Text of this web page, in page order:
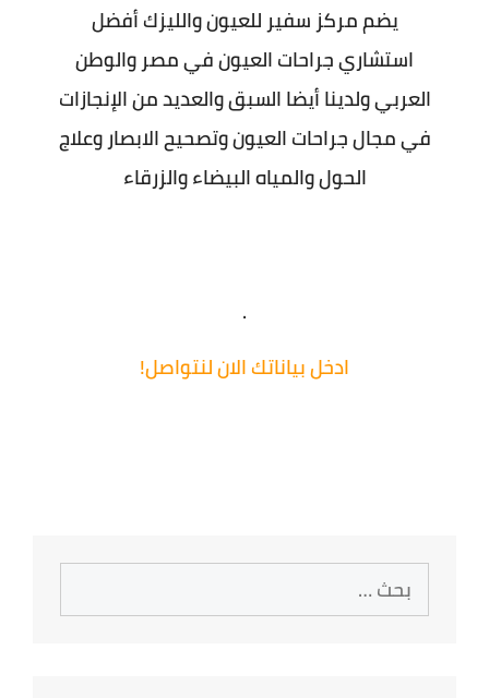
يضم مركز سفير للعيون والليزك أفضل
استشاري جراحات العيون في مصر والوطن
العربي ولدينا أيضا السبق والعديد من الإنجازات
في مجال جراحات العيون وتصحيح الابصار وعلاج
الحول والمياه البيضاء والزرقاء
.
ادخلبياناتكالان لنتواصل!
عن: